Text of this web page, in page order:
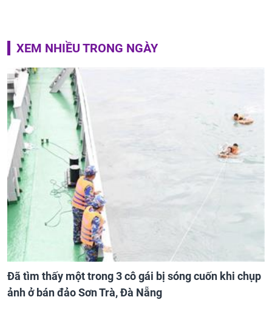
XEM NHIỀU TRONG NGÀY
Đã tìm thấy một trong 3 cô gái bị sóng cuốn khi chụp
ảnh ở bán đảo Sơn Trà, Đà Nẵng